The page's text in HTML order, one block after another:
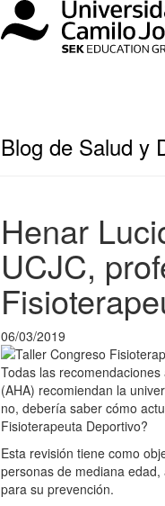
Blog de Salud y
Henar
UCJC,
06/03/2019
Todas las
(AHA) recomiendan la
no, debería saber cómo
Fisioterapeuta Deportivo?
Esta revisión tiene como
personas de mediana
para su prevención.